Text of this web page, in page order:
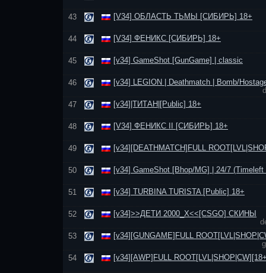
43 [V34] ОБЛАСТЬ ТЬМЫ [СИБИРЬ] 18+
44 [V34] ФЕНИКС [СИБИРЬ] 18+
45 [v34] GameShot [GunGame] | classic
46
[v34] LEGION | Deathmatch | Bomb/
47
[v34]|ТИТАН|[Public] 18+
48 [V34] ФЕНИКС II [СИБИРЬ] 18+
49 [v34][DEATHMATCH]FULL
50 [v34] GameShot [Bhop/MG] | 24/7 (Timeleft
51 [v34] TURBINA TURISTA [Public] 18+
52
[v34]>>ДЕТИ 2000_Х<<[CSGO] СКИНЫ
53
[v34][GUNGAME]FULL
54
[v34][AWP]FULL